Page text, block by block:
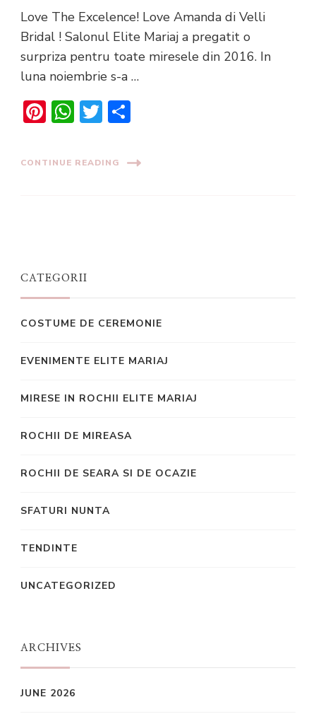
Love The Excelence! Love Amanda di Velli
Bridal ! Salonul Elite Mariaj a pregatit o
surpriza pentru toate miresele din 2016. In
luna noiembrie s-a …
Pinterest
WhatsApp
Twitter
CONTINUE READING
CATEGORII
COSTUME DE CEREMONIE
EVENIMENTE ELITE MARIAJ
MIRESE IN ROCHII ELITE MARIAJ
ROCHII DE MIREASA
ROCHII DE SEARA SI DE OCAZIE
SFATURI NUNTA
TENDINTE
UNCATEGORIZED
ARCHIVES
JUNE 2026